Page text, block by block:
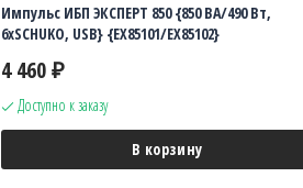
Импульс ИБП ЭКСПЕРТ 850 {850 ВА/490 Вт,
6xSCHUKO, USB} {EX85101/EX85102}
4 460 ₽
Доступно к заказу
В корзину